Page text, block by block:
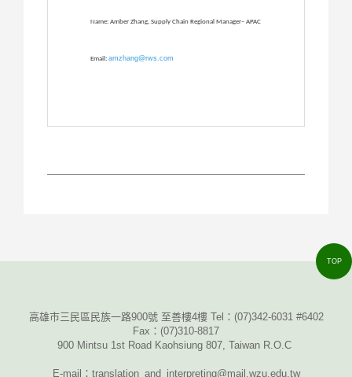
Name: Amber Zhang, Supply Chain Regional Manager– APAC
Email:amzhang@rws.com
高雄市三民區民族一路900號 至善樓4樓 Tel： (07)342-6031 #6402
Fax ： (07)310-8817
900 Mintsu 1st Road Kaohsiung 807, Taiwan R.O.C
E-mail ：translation_and_interpreting@mail.wzu.edu.tw
TOP